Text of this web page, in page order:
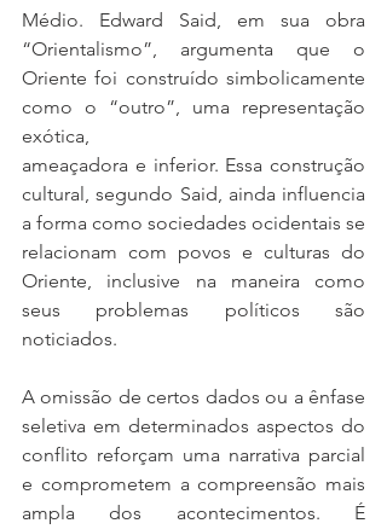
Médio. Edward Said, em sua obra
“Orientalismo”, argumenta que o
Oriente foi construído simbolicamente
como o “outro”, uma representação
exótica,
ameaçadora e inferior. Essa construção
cultural, segundo Said, ainda influencia
a forma como sociedades ocidentais se
relacionam com povos e culturas do
Oriente, inclusive na maneira como
seus problemas políticos são
noticiados.
A omissão de certos dados ou a ênfase
seletiva em determinados aspectos do
conflito reforçam uma narrativa parcial
e comprometem a compreensão mais
ampla dos acontecimentos. É